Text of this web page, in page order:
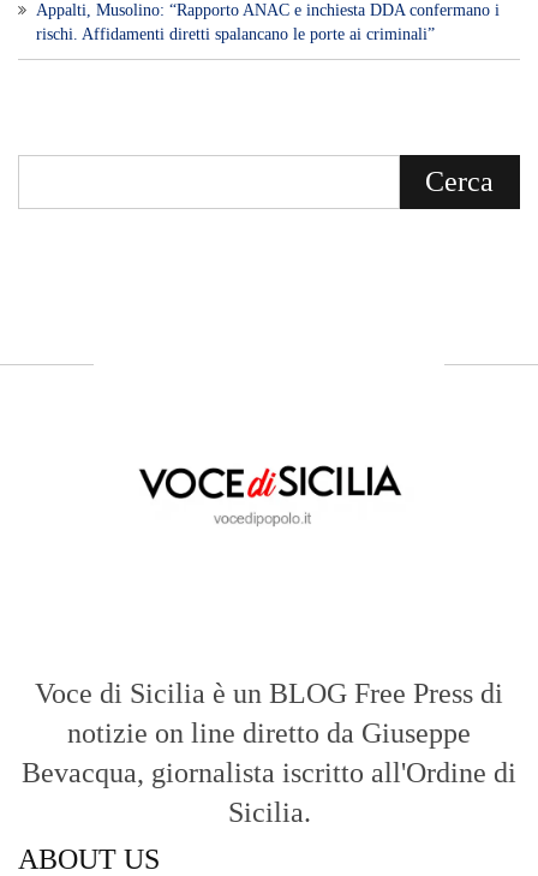
​Appalti, Musolino: “Rapporto ANAC e inchiesta DDA confermano i
rischi. Affidamenti diretti spalancano le porte ai criminali”
Voce di Sicilia è un BLOG Free Press di
notizie on line diretto da Giuseppe
Bevacqua, giornalista iscritto all'Ordine di
Sicilia.
ABOUT US